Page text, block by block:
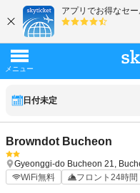
日付未定
Browndot Bucheon
Gyeonggi-do Bucheon 21,
WiFi無料
フロント24時間